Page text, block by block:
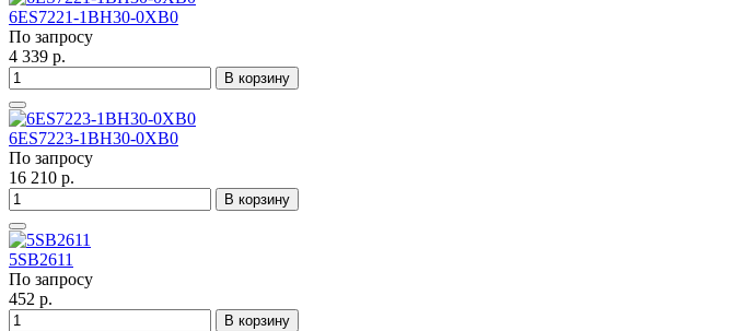
6ES7221-1BH30-0XB0
По запросу
4 339 р.
В корзину
6ES7223-1BH30-0XB0
По запросу
16 210 р.
В корзину
5SB2611
По запросу
452 р.
В корзину